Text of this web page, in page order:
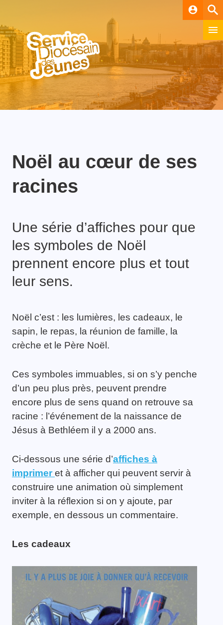
account_circle
Noël au cœur de ses
racines
Une série d’affiches pour que
les symboles de Noël
prennent encore plus et tout
leur sens.
Noël c’est : les lumières, les cadeaux, le
sapin, le repas, la réunion de famille, la
crèche et le Père Noël.
Ces symboles immuables, si on s’y penche
d’un peu plus près, peuvent prendre
encore plus de sens quand on retrouve sa
racine : l’événement de la naissance de
Jésus à Bethléem il y a 2000 ans.
Ci-dessous une série d’affiches à
imprimeret à afficher qui peuvent servir à
construire une animation où simplement
inviter à la réflexion si on y ajoute, par
exemple, en dessous un commentaire.
Les cadeaux